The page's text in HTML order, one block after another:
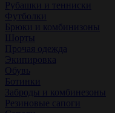
Рубашки и тенниски
Футболки
Брюки и комбинизоны
Шорты
Прочая одежда
Экипировка
Обувь
Ботинки
Заброды и комбинезоны
Резиновые сапоги